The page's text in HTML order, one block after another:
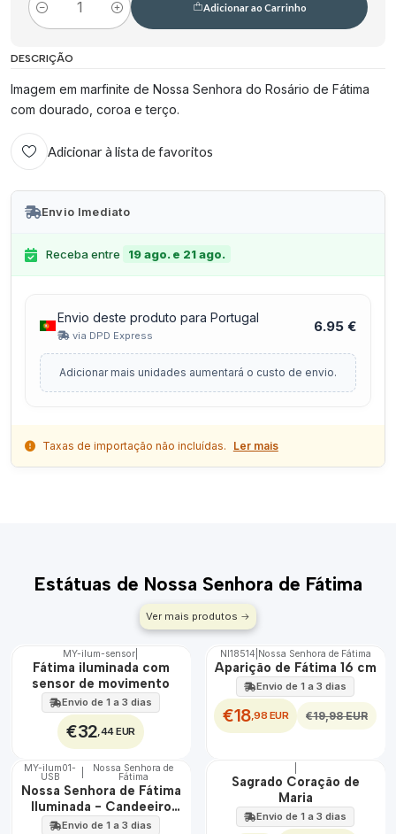
Quantidade
Adicionar ao Carrinho
DESCRIÇÃO
Imagem em marfinite de Nossa Senhora do Rosário de Fátima
com dourado, coroa e terço.
Adicionar à lista de favoritos
Envio Imediato
Receba entre 19 ago. e 21 ago.
Envio deste produto para Portugal
via DPD Express
6.95 €
Adicionar mais unidades aumentará o custo de envio.
Taxas de importação não incluídas. Ler mais
Estátuas de Nossa Senhora de Fátima
Ver mais produtos
🇵🇹
EXCLUSIVO
MY-ilum-sensor
Fátima iluminada com
sensor de movimento
Envio de 1 a 3 dias
€32 ,44 EUR
DESCONTO
NI18514 Nossa Senhora de Fátima
Aparição de Fátima 16 cm
Envio de 1 a 3 dias
€18,98 EUR €19,98 EUR
🇵🇹
100%
EXCLUSIVO
MY-ilum01-
USB
Nossa Senhora de
Fátima
Nossa Senhora de Fátima
Iluminada - Candeeiro
LED USB
Envio de 1 a 3 dias
🇵🇹
Sagrado Coração de
Maria
Envio de 1 a 3 dias